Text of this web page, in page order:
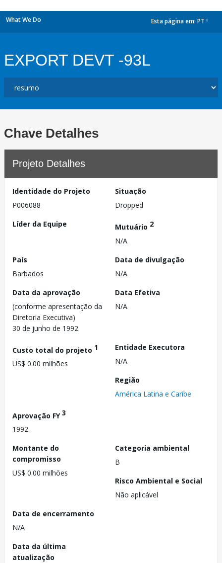
What We Do Esta página em: PT
EXPORT DEVT -93L
Chave Detalhes
Projeto Detalhes
Identidade do Projeto
P006088
Situação
Dropped
Líder da Equipe
Mutuário 2
N/A
País
Barbados
Data de divulgação
N/A
Data da aprovação
(conforme apresentação da
Diretoria Executiva)
30 de junho de 1992
Data Efetiva
N/A
Custo total do projeto 1
US$ 0.00 milhões
Entidade Executora
N/A
Região
América Latina e Caribe
Aprovação FY3
1992
Montante do
compromisso
US$ 0.00 milhões
Categoria ambiental
B
Risco Ambiental e Social
Não aplicável
Data de encerramento
N/A
Data da última
atualização